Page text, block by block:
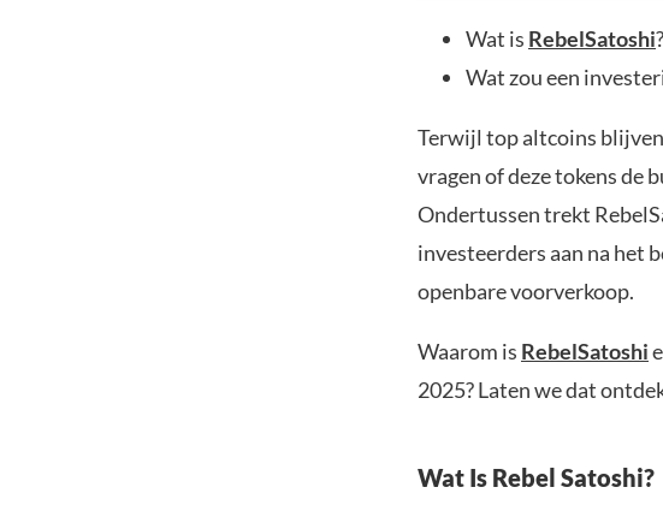
Wat is RebelSatoshi?
Wat zou een
Terwijl top altcoins
vragen of deze tokens de
Ondertussen trekt
investeerders aan na het
openbare voorverkoop.
Waarom is RebelSatoshi
2025? Laten we dat
Wat Is Rebel Satoshi?